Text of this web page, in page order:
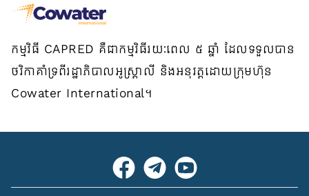
កម្មវិធី CAPRED គឺជាកម្មវិធីរយៈពេល ៥ ឆ្នាំ ដែលទទួលបាន
ថវិកាគាំទ្រពីរដ្ឋាភិបាលអូស្ត្រាលី និងអនុវត្តដោយក្រុមហ៊ុន
Cowater International។